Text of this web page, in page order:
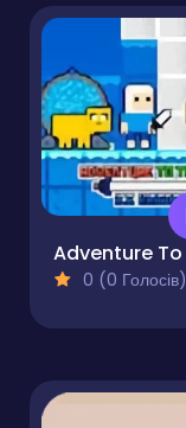
0 (0 Голосів)